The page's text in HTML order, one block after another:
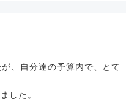
、自分達の予算内で、とて
した。